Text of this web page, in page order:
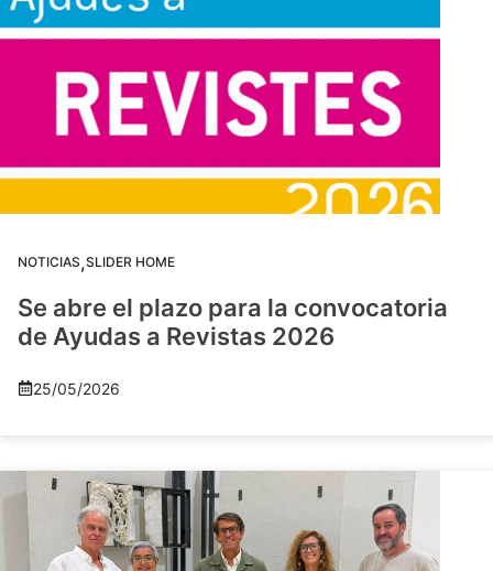
NOTICIAS,SLIDER HOME
Se abre el plazo para la convocatoria
de Ayudas a Revistas 2026
25/05/2026